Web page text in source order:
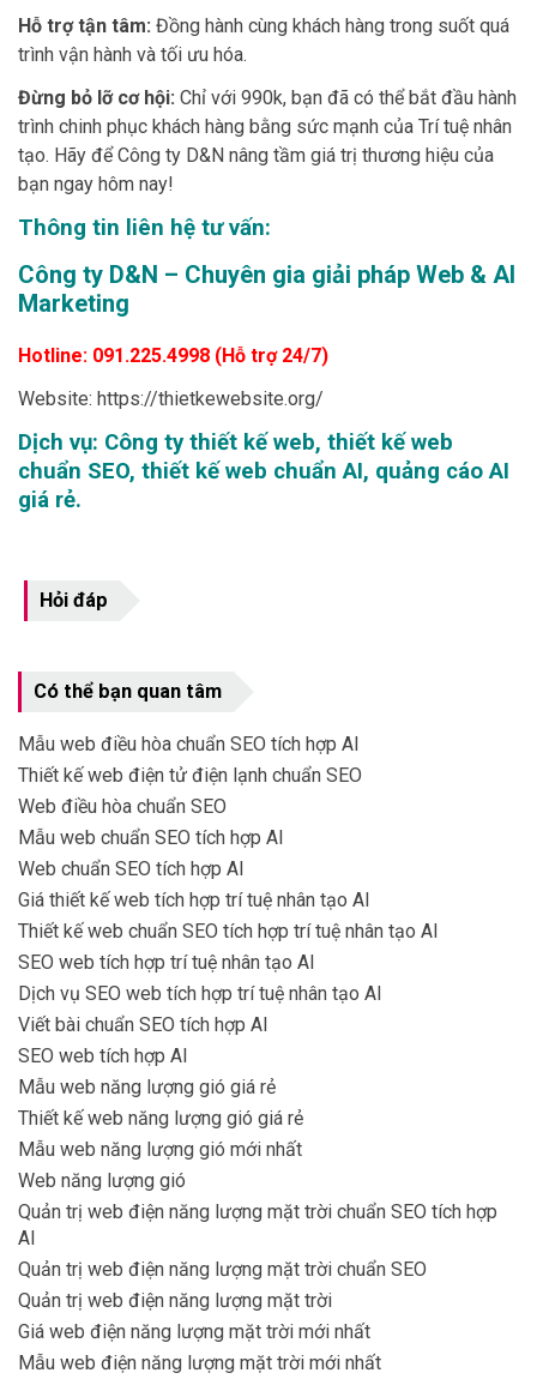
Hỗ trợ tận tâm: Đồng hành cùng khách hàng trong suốt quá
trình vận hành và tối ưu hóa.
Đừng bỏ lỡ cơ hội: Chỉ với 990k, bạn đã có thể bắt đầu hành
trình chinh phục khách hàng bằng sức mạnh của Trí tuệ nhân
tạo. Hãy để Công ty D&N nâng tầm giá trị thương hiệu của
bạn ngay hôm nay!
Thông tin liên hệ tư vấn:
Công ty D&N – Chuyên gia giải pháp Web & AI
Marketing
Hotline: 091.225.4998 (Hỗ trợ 24/7)
Website: https://thietkewebsite.org/
Dịch vụ: Công ty thiết kế web, thiết kế web
chuẩn SEO, thiết kế web chuẩn AI, quảng cáo AI
giá rẻ.
Hỏi đáp
Có thể bạn quan tâm
Mẫu web điều hòa chuẩn SEO tích hợp AI
Thiết kế web điện tử điện lạnh chuẩn SEO
Web điều hòa chuẩn SEO
Mẫu web chuẩn SEO tích hợp AI
Web chuẩn SEO tích hợp AI
Giá thiết kế web tích hợp trí tuệ nhân tạo AI
Thiết kế web chuẩn SEO tích hợp trí tuệ nhân tạo AI
SEO web tích hợp trí tuệ nhân tạo AI
Dịch vụ SEO web tích hợp trí tuệ nhân tạo AI
Viết bài chuẩn SEO tích hợp AI
SEO web tích hợp AI
Mẫu web năng lượng gió giá rẻ
Thiết kế web năng lượng gió giá rẻ
Mẫu web năng lượng gió mới nhất
Web năng lượng gió
Quản trị web điện năng lượng mặt trời chuẩn SEO tích hợp
AI
Quản trị web điện năng lượng mặt trời chuẩn SEO
Quản trị web điện năng lượng mặt trời
Giá web điện năng lượng mặt trời mới nhất
Mẫu web điện năng lượng mặt trời mới nhất